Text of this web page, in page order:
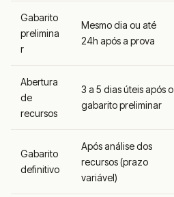
Gabarito
prelimina
r
Mesmo dia ou até
24h após a prova
Abertura
de
recursos
3 a 5 dias úteis após o
gabarito preliminar
Gabarito
definitivo
Após análise dos
recursos (prazo
variável)